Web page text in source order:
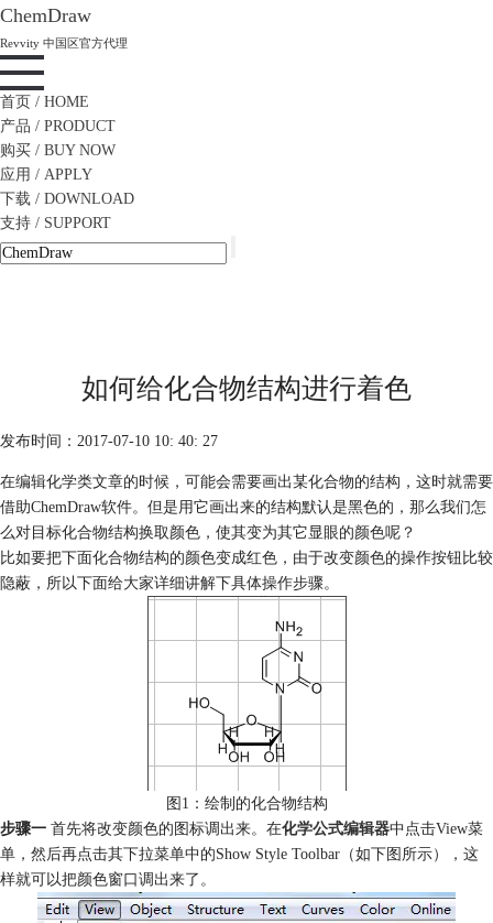
ChemDraw
Revvity 中国区官方代理
首页 / HOME
产品 / PRODUCT
购买 / BUY NOW
应用 / APPLY
下载 / DOWNLOAD
支持 / SUPPORT
如何给化合物结构进行着色
发布时间：2017-07-10 10: 40: 27
在编辑化学类文章的时候，可能会需要画出某化合物的结构，这时就需要
借助ChemDraw软件。但是用它画出来的结构默认是黑色的，那么我们怎
么对目标化合物结构换取颜色，使其变为其它显眼的颜色呢？
比如要把下面化合物结构的颜色变成红色，由于改变颜色的操作按钮比较
隐蔽，所以下面给大家详细讲解下具体操作步骤。
图1：绘制的化合物结构
步骤一 首先将改变颜色的图标调出来。在化学公式编辑器中点击View菜
单，然后再点击其下拉菜单中的Show Style Toolbar（如下图所示），这
样就可以把颜色窗口调出来了。